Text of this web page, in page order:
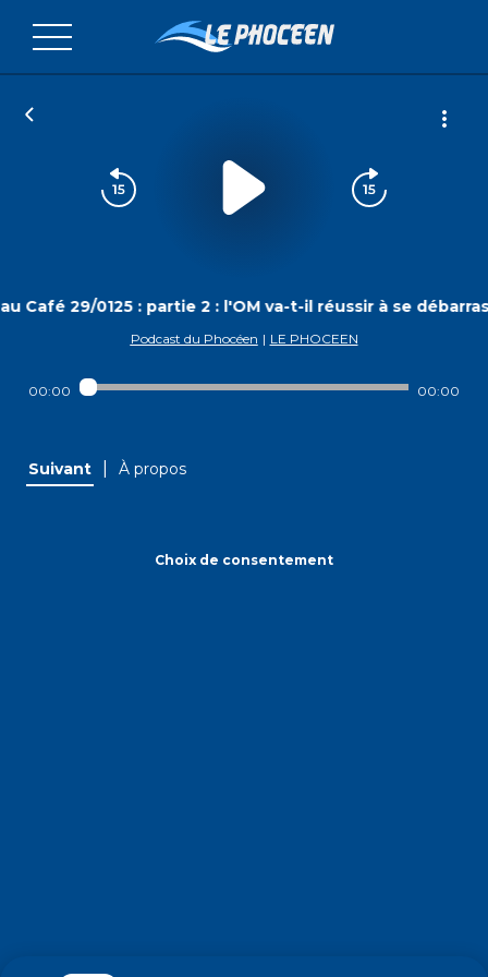
Café 29/0125 : partie 2 : l'OM va-t-il réussir à se
Podcast du Phocéen | LE PHOCEEN
00:00 00:00
Suivant À propos
Choix de consentement